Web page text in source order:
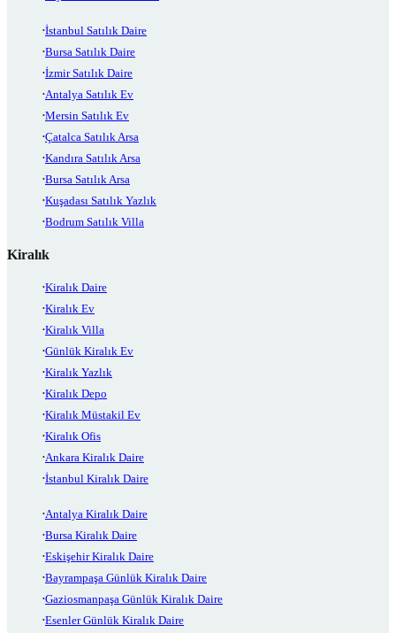
İstanbul Satılık Daire
Bursa Satılık Daire
İzmir Satılık Daire
Antalya Satılık Ev
Mersin Satılık Ev
Çatalca Satılık Arsa
Kandıra Satılık Arsa
Bursa Satılık Arsa
Kuşadası Satılık Yazlık
Bodrum Satılık Villa
Kiralık
Kiralık Daire
Kiralık Ev
Kiralık Villa
Günlük Kiralık Ev
Kiralık Yazlık
Kiralık Depo
Kiralık Müstakil Ev
Kiralık Ofis
Ankara Kiralık Daire
İstanbul Kiralık Daire
Antalya Kiralık Daire
Bursa Kiralık Daire
Eskişehir Kiralık Daire
Bayrampaşa Günlük Kiralık Daire
Gaziosmanpaşa Günlük Kiralık Daire
Esenler Günlük Kiralık Daire